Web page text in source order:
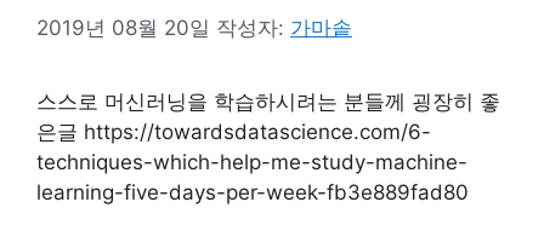
2019년 08월 20일 작성자: 가마솥
스스로 머신러닝을 학습하시려는 분들께 굉장히 좋
은글 https://towardsdatascience.com/6-
techniques-which-help-me-study-machine-
learning-five-days-per-week-fb3e889fad80